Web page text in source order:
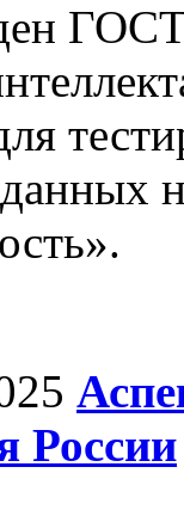
России